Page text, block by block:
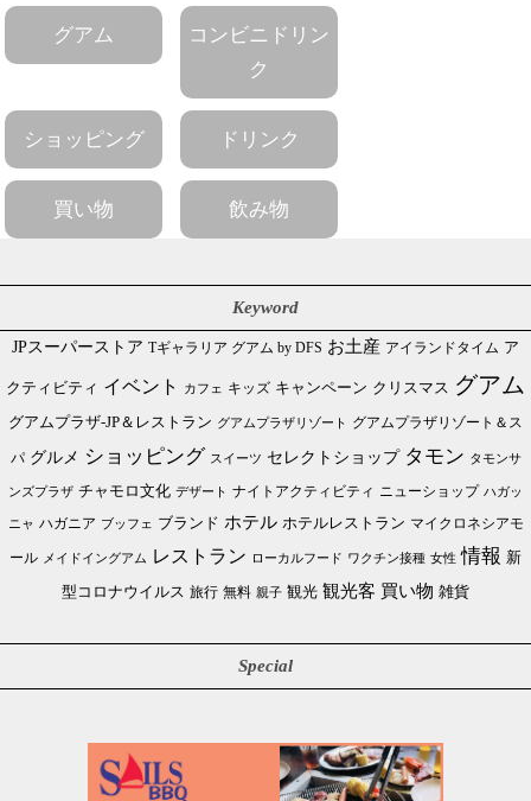
グアム
コンビニドリン
ク
ショッピング ドリンク
買い物 飲み物
Keyword
JPスーパーストア Tギャラリア グアム by DFS お土産 アイランドタイム ア
クティビティ イベント カフェ キッズ キャンペーン クリスマス グアム
グアムプラザ-JP＆レストラン グアムプラザリゾート グアムプラザリゾート＆ス
パ グルメ ショッピング スイーツ セレクトショップ タモン タモンサ
ンズプラザ チャモロ文化 デザート ナイトアクティビティ ニューショップ ハガッ
ニャ ハガニア ブッフェ ブランド ホテル ホテルレストラン マイクロネシアモ
ール メイドイングアム レストラン ローカルフード ワクチン接種 女性 情報 新
型コロナウイルス 旅行 無料 親子 観光 観光客 買い物 雑貨
Special